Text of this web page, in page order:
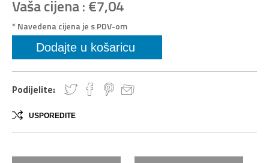
Vaša cijena :€7,04
* Navedena cijena je s PDV-om
Podijelite:
USPOREDITE